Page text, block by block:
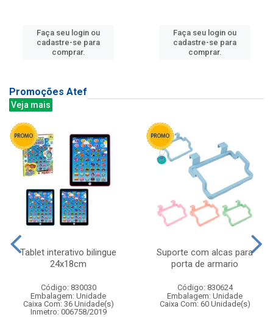
Faça seu login ou
cadastre-se para
comprar.
Faça seu login ou
cadastre-se para
comprar.
Promoções Atef
Veja mais
Tablet interativo bilingue
24x18cm
Código: 830030
Embalagem: Unidade
Caixa Com: 36 Unidade(s)
Inmetro: 006758/2019
Suporte com alcas para
porta de armario
Código: 830624
Embalagem: Unidade
Caixa Com: 60 Unidade(s)